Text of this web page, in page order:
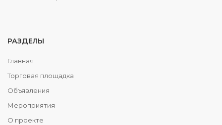
РАЗДЕЛЫ
Главная
Торговая площадка
Объявления
Мероприятия
О проекте